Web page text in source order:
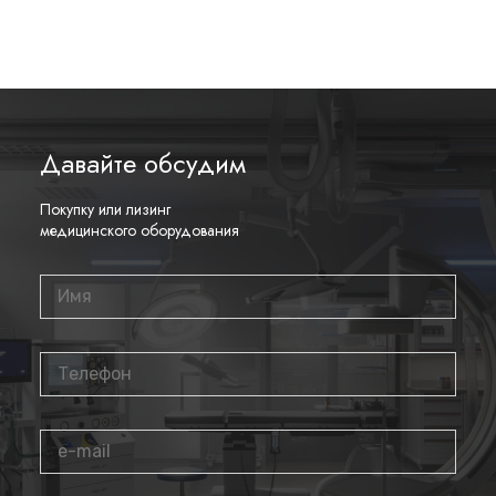
Купить УЗИ Аппарат RS85-RUS
медицинского оборудования для клиник, медицинских и
хирургических центров, стоматологий и других ЛПУ. Мы
гарантируем своевременную доставку, высокое качество и
конкурентоспособные цены на все наше оборудование. Мы
всегда готовы к переговорам и готовы предложить
индивидуальные условия сотрудничества. Наши условия на
предоставить нашим клиентам лучший сервис в отрасли.
Мы предлагаем лизинговую программу в
сотрудничестве с несколькими ведущими
лизинговыми компаниями:
Оставьте заявку на нашем сайте или позвоните по
телефону, указанному ниже.
Давайте обсудим
Покупку или лизинг
медицинского оборудования